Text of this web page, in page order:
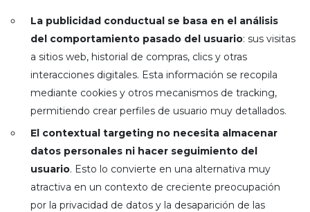
La publicidad conductual se basa en el análisis
del comportamiento pasado del usuario: sus visitas
a sitios web, historial de compras, clics y otras
interacciones digitales. Esta información se recopila
mediante cookies y otros mecanismos de tracking,
permitiendo crear perfiles de usuario muy detallados.
El contextual targeting no necesita almacenar
datos personales ni hacer seguimiento del
usuario. Esto lo convierte en una alternativa muy
atractiva en un contexto de creciente preocupación
por la privacidad de datos y la desaparición de las